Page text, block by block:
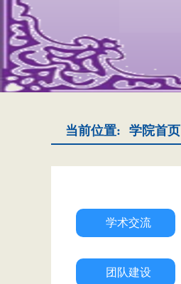
当前位置: 学院首页
学术交流
团队建设